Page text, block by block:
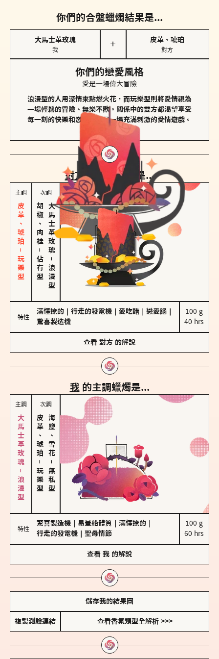
你們的合盤蠟燭結果是...
大馬士革玫瑰
我
＋
皮革、琥珀
對方
你們的戀愛風格
愛是一場偉大冒險
浪漫型的人用深情來點燃火花，而玩樂型則將愛情視為
一場輕鬆的冒險、無樂不歡。關係中的雙方都渴望享受
每一刻的快樂和激動，像是一場充滿刺激的愛情遊戲。
對方的主調蠟燭是...
主調
皮革、琥珀－玩樂型
次調
胡椒、肉桂
－
佔有型
大馬士革玫瑰
－
浪漫型
特性
滿懂撩的 行走的發電機 愛吃醋 戀愛腦
驚喜製造機
100 g
40 hrs
查看 對方 的解說
我 的主調蠟燭是...
主調
大馬士革玫瑰－浪漫型
次調
皮革、琥珀
－
玩樂型
海鹽、雪花
－
無私型
特性
驚喜製造機 易暈船體質 滿懂撩的
行走的發電機
聖母情節
100 g
60 hrs
查看 我 的解說
儲存我的結果圖
複製測驗連結 查看香氛類型全解析 >>>